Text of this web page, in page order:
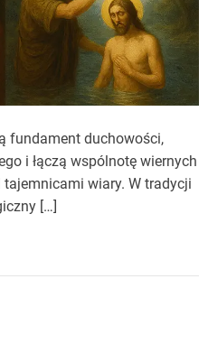
fundament duchowości,
i łączą wspólnotę wiernych
wiary. W tradycji
[…]